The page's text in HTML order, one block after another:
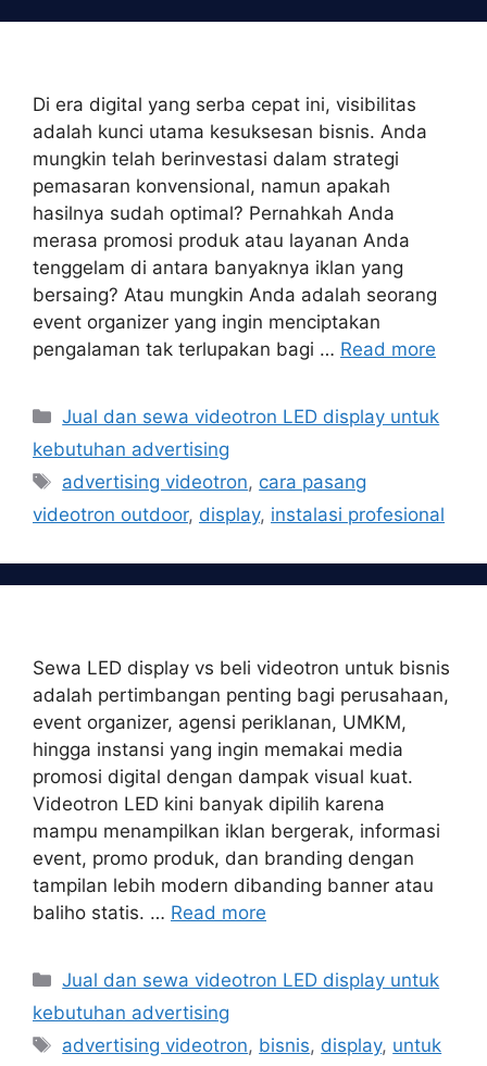
Di era digital yang serba cepat ini, visibilitas
adalah kunci utama kesuksesan bisnis. Anda
mungkin telah berinvestasi dalam strategi
pemasaran konvensional, namun apakah
hasilnya sudah optimal? Pernahkah Anda
merasa promosi produk atau layanan Anda
tenggelam di antara banyaknya iklan yang
bersaing? Atau mungkin Anda adalah seorang
event organizer yang ingin menciptakan
pengalaman tak terlupakan bagi … Read more
Categories
Jual dan sewa videotron LED display untuk
kebutuhan advertising
Tags
advertising videotron, cara pasang
videotron outdoor, display, instalasi profesional
Sewa LED display vs beli videotron untuk bisnis
adalah pertimbangan penting bagi perusahaan,
event organizer, agensi periklanan, UMKM,
hingga instansi yang ingin memakai media
promosi digital dengan dampak visual kuat.
Videotron LED kini banyak dipilih karena
mampu menampilkan iklan bergerak, informasi
event, promo produk, dan branding dengan
tampilan lebih modern dibanding banner atau
baliho statis. … Read more
Categories
Jual dan sewa videotron LED display untuk
kebutuhan advertising
Tags
advertising videotron, bisnis, display, untuk